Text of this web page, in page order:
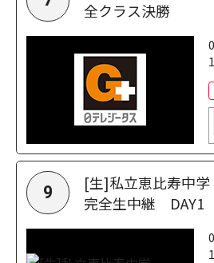
全クラス決勝
9
[生]私立恵比寿中学
完全生中継 DAY1